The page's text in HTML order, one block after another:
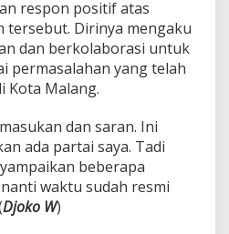
respon positif atas
tersebut. Dirinya mengaku
dan berkolaborasi untuk
permasalahan yang telah
Kota Malang.
dan saran. Ini
ada partai saya. Tadi
beberapa
waktu sudah resmi
Djoko W)